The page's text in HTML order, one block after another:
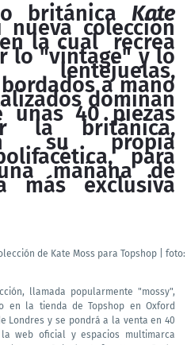
británica Kate
colección
la cual recrea
lo "vintage" y lo
lentejuelas,
a mano
dominan
unas 40 piezas
la británica,
su propia
para
mañana de
más exclusiva
de Kate Moss para Topshop | foto:
llamada popularmente "mossy",
en la tienda de Topshop en Oxford
Londres y se pondrá a la venta en 40
la web oficial y espacios multimarca